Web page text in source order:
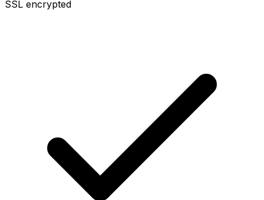
SSL encrypted